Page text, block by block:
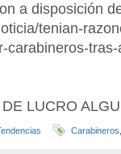
a disposición
tenian-
carabineros-
LUCRO
Carabineros